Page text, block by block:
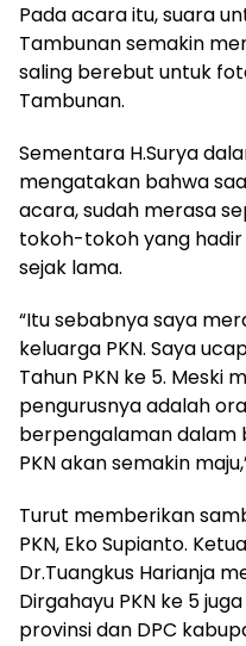
Pada acara itu, suara
Tambunan semakin
saling berebut untuk
Tambunan.
Sementara H.Surya
mengatakan bahwa
acara, sudah merasa
tokoh-tokoh yang
sejak lama.
“Itu sebabnya saya
keluarga PKN. Saya
Tahun PKN ke 5. Meski
pengurusnya adalah
berpengalaman dalam
PKN akan semakin
Turut memberikan
PKN, Eko Supianto.
Dr.Tuangkus Harianja
Dirgahayu PKN ke 5
provinsi dan DPC